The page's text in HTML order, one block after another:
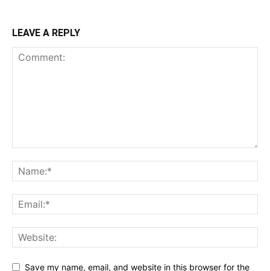
LEAVE A REPLY
Save my name, email, and website in this browser for the